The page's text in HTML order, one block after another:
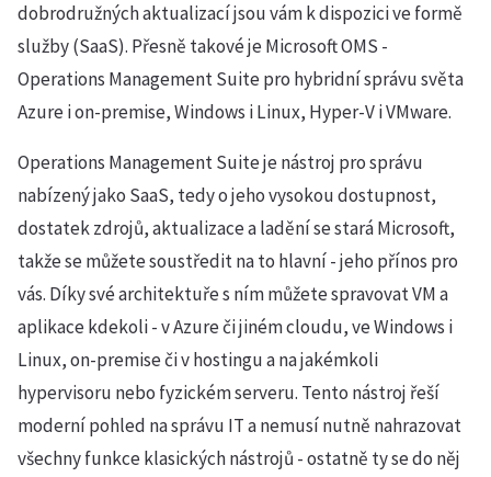
dobrodružných aktualizací jsou vám k dispozici ve formě
služby (SaaS). Přesně takové je Microsoft OMS -
Operations Management Suite pro hybridní správu světa
Azure i on-premise, Windows i Linux, Hyper-V i VMware.
Operations Management Suite je nástroj pro správu
nabízený jako SaaS, tedy o jeho vysokou dostupnost,
dostatek zdrojů, aktualizace a ladění se stará Microsoft,
takže se můžete soustředit na to hlavní - jeho přínos pro
vás. Díky své architektuře s ním můžete spravovat VM a
aplikace kdekoli - v Azure či jiném cloudu, ve Windows i
Linux, on-premise či v hostingu a na jakémkoli
hypervisoru nebo fyzickém serveru. Tento nástroj řeší
moderní pohled na správu IT a nemusí nutně nahrazovat
všechny funkce klasických nástrojů - ostatně ty se do něj